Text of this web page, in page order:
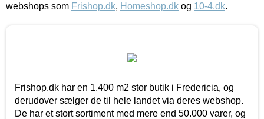
webshops som Frishop.dk, Homeshop.dk og 10-4.dk.
Frishop.dk har en 1.400 m2 stor butik i Fredericia, og
derudover sælger de til hele landet via deres webshop.
De har et stort sortiment med mere end 50.000 varer, og